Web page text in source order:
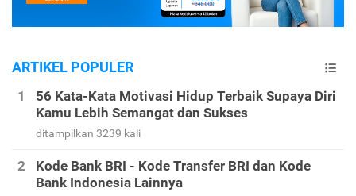
ARTIKEL POPULER
56 Kata-Kata Motivasi Hidup Terbaik Supaya Diri
Kamu Lebih Semangat dan Sukses
ditampilkan 3239 kali
Kode Bank BRI - Kode Transfer BRI dan Kode
Bank Indonesia Lainnya